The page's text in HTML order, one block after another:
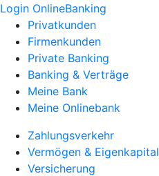
Login OnlineBanking
Privatkunden
Firmenkunden
Private Banking
Banking & Verträge
Meine Bank
Meine Onlinebank
Zahlungsverkehr
Vermögen & Eigenkapital
Versicherung